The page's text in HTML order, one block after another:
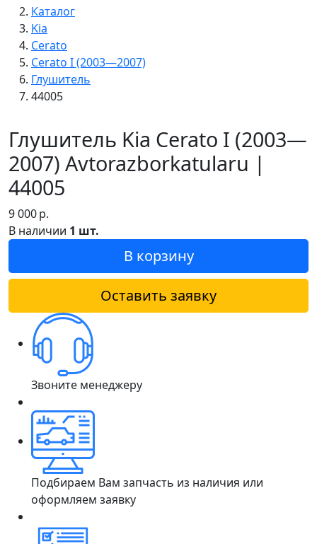
Каталог
Kia
Cerato
Cerato I (2003—2007)
Глушитель
44005
Глушитель Kia Cerato I (2003—
2007) Avtorazborkatularu |
44005
9 000р.
В наличии 1 шт.
В корзину
Оставить заявку
Звоните менеджеру
Подбираем Вам запчасть из наличия или
оформляем заявку